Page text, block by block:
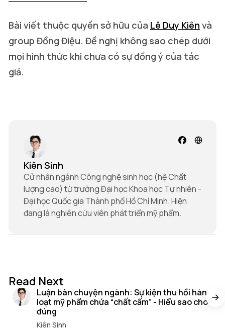
Bài viết thuộc quyền sở hữu của Lê Duy Kiên và
group Đồng Điệu. Đề nghị không sao chép dưới
mọi hình thức khi chưa có sự đồng ý của tác
giả.
Kiên Sinh
Cử nhân ngành Công nghệ sinh học (hệ Chất
lượng cao) từ trường Đại học Khoa học Tự nhiên -
Đại học Quốc gia Thành phố Hồ Chí Minh. Hiện
đang là nghiên cứu viên phát triển mỹ phẩm.
Read Next
Luận bàn chuyện ngành: Sự kiện thu hồi hàng
loạt mỹ phẩm chứa “chất cấm” - Hiểu sao cho
đúng
Kiên Sinh